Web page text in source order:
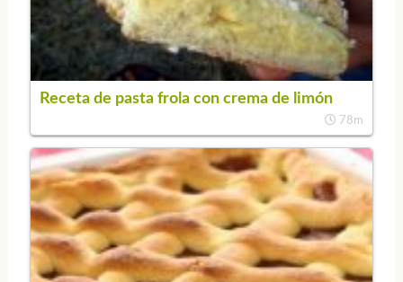
Receta de pasta frola con crema de limón
78m